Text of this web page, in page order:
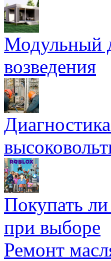
Модульный
возведения
Покупать
при выборе
Ремонт